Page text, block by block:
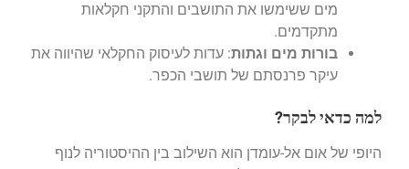
מים ששימשו את התושבים והתקני חקלאות
מתקדמים.
בורות מים וגתות: עדות לעיסוק החקלאי שהיווה את
עיקר פרנסתם של תושבי הכפר.
למה כדאי לבקר?
היופי של אום אל-עומדן הוא השילוב בין ההיסטוריה לנוף